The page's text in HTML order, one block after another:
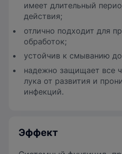
имеет длительный
действия;
отлично подходит для
обработок;
устойчив к смыванию
надежно защищает все
лука от развития и
инфекций.
Эффект